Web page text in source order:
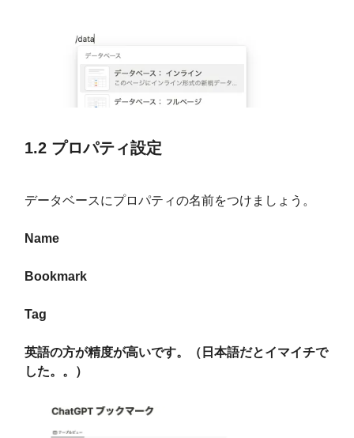
1.2 プロパティ設定
データベースにプロパティの名前をつけましょう。
Name
Bookmark
Tag
英語の方が精度が高いです。（日本語だとイマイチで
した。。）